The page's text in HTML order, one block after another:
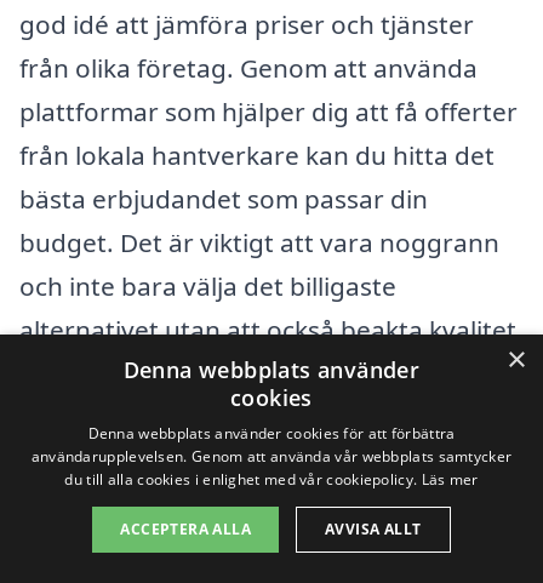
god idé att jämföra priser och tjänster
från olika företag. Genom att använda
plattformar som hjälper dig att få offerter
från lokala hantverkare kan du hitta det
bästa erbjudandet som passar din
budget. Det är viktigt att vara noggrann
och inte bara välja det billigaste
alternativet utan att också beakta kvalitet
och service. En investering i nya fönster
handlar inte bara om pris, utan också om
värdet på ditt hem och din komfort.
Få 3 erbjudanden, gratis och utan
×
Denna webbplats använder
cookies
Denna webbplats använder cookies för att förbättra
användarupplevelsen. Genom att använda vår webbplats samtycker
du till alla cookies i enlighet med vår cookiepolicy. Läs mer
ACCEPTERA ALLA AVVISA ALLT